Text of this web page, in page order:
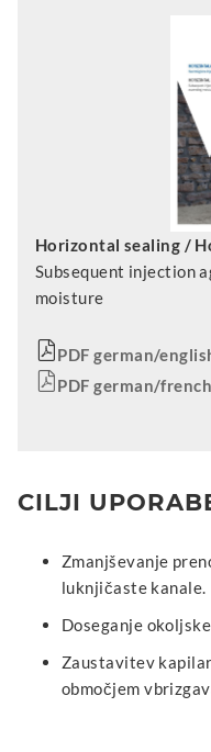
Horizontal sealing /
Subsequent injection
moisture
PDF german/
PDF german/french
CILJI
Zmanjševanje
luknjičaste kanale.
Doseganje
Zaustavitev
območjem